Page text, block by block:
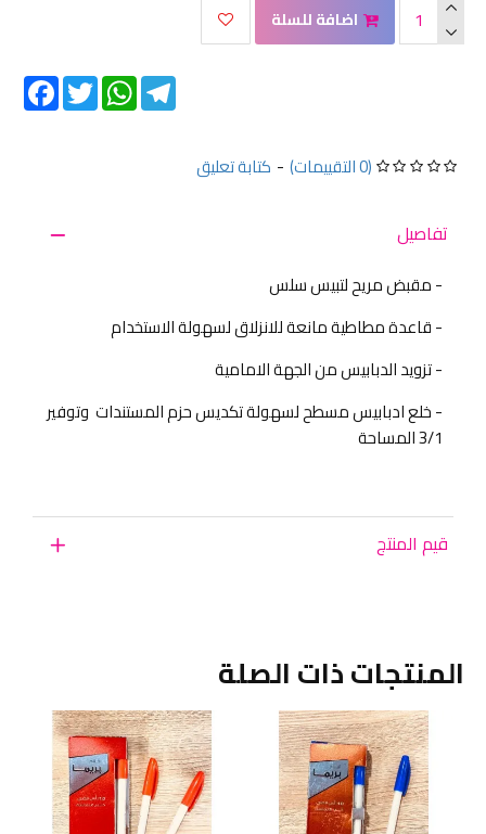
(0 التقييمات) - كتابة تعليق
اضافة للسلة
Twitter
WhatsAppTelegram
تفاصيل
- مقبض مريح لتبيس سلس
- قاعدة مطاطية مانعة للانزلاق لسهولة الاستخدام
- تزويد الدبابيس من الجهة الامامية
- خلع ادبابيس مسطح لسهولة تكديس حزم المستندات وتوفير
3/1 المساحة
قيم المنتج
المنتجات ذات الصلة